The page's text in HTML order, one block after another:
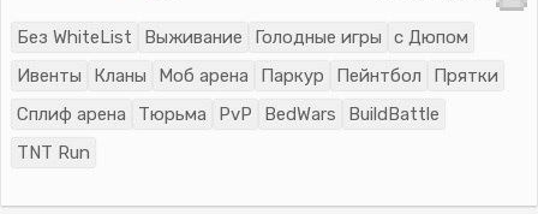
Без WhiteList Выживание Голодные игры
с Дюпом
Ивенты
Кланы Моб арена Паркур Пейнтбол
Прятки
Сплиф арена
Тюрьма PvP BedWars
BuildBattle
TNT Run